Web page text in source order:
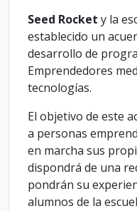
Seed Rocket y la
establecido un
desarrollo de
Emprendedores
tecnologías.
El objetivo de este
a personas
en marcha sus
dispondrá de una
pondrán su
alumnos de la